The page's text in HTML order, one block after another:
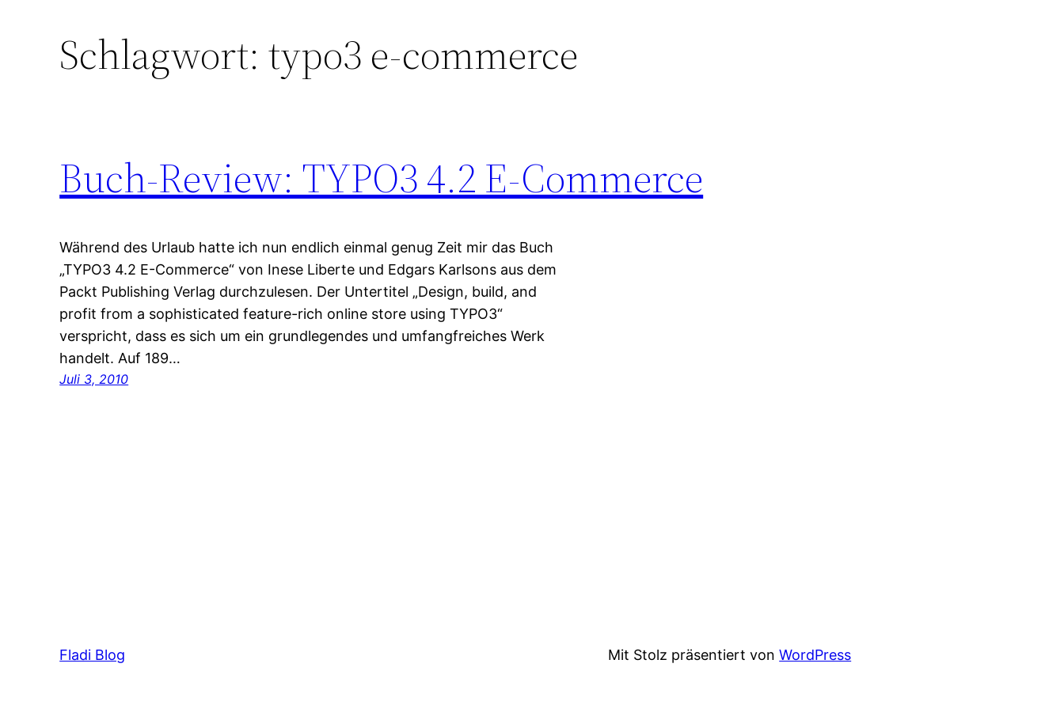
Schlagwort:typo3 e-commerce
Buch-Review: TYPO3 4.2 E-Commerce
Während des Urlaub hatte ich nun endlich einmal genug Zeit mir das Buch
„TYPO3 4.2 E-Commerce“ von Inese Liberte und Edgars Karlsons aus dem
Packt Publishing Verlag durchzulesen. Der Untertitel „Design, build, and
profit from a sophisticated feature-rich online store using TYPO3“
verspricht, dass es sich um ein grundlegendes und umfangfreiches Werk
handelt. Auf 189…
Juli 3, 2010
Fladi Blog Mit Stolz präsentiert vonWordPress